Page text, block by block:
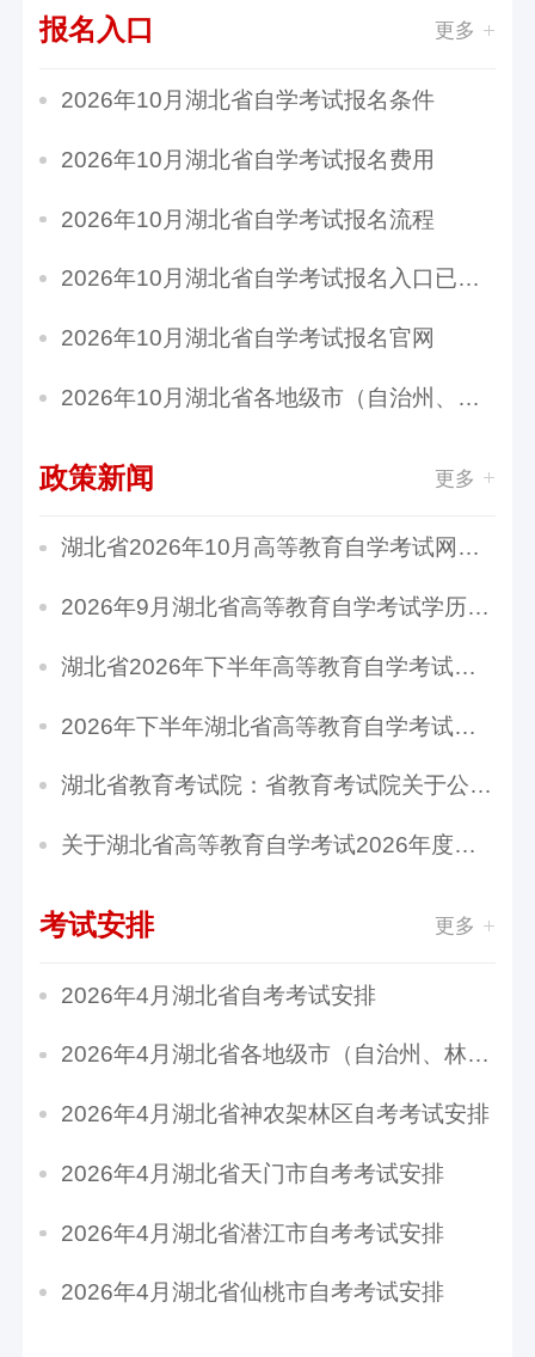
报名入口 更多
2026年10月湖北省自学考试报名条件
2026年10月湖北省自学考试报名费用
2026年10月湖北省自学考试报名流程
2026年10月湖北省自学考试报名入口已开通
2026年10月湖北省自学考试报名官网
2026年10月湖北省各地级市（自治州、林区）自学...
政策新闻 更多
湖北省2026年10月高等教育自学考试网上报名须知
2026年9月湖北省高等教育自学考试学历证书课程...
湖北省2026年下半年高等教育自学考试计算机化考...
2026年下半年湖北省高等教育自学考试转考须知
湖北省教育考试院：省教育考试院关于公布2026年...
关于湖北省高等教育自学考试2026年度登记注册备...
考试安排 更多
2026年4月湖北省自考考试安排
2026年4月湖北省各地级市（自治州、林区）自学...
2026年4月湖北省神农架林区自考考试安排
2026年4月湖北省天门市自考考试安排
2026年4月湖北省潜江市自考考试安排
2026年4月湖北省仙桃市自考考试安排